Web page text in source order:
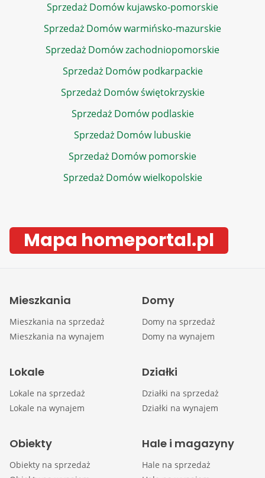
Sprzedaż Domów kujawsko-pomorskie
Sprzedaż Domów warmińsko-mazurskie
Sprzedaż Domów zachodniopomorskie
Sprzedaż Domów podkarpackie
Sprzedaż Domów świętokrzyskie
Sprzedaż Domów podlaskie
Sprzedaż Domów lubuskie
Sprzedaż Domów pomorskie
Sprzedaż Domów wielkopolskie
Mapa homeportal.pl
Mieszkania
Mieszkania na sprzedaż
Mieszkania na wynajem
Domy
Domy na sprzedaż
Domy na wynajem
Lokale
Lokale na sprzedaż
Lokale na wynajem
Działki
Działki na sprzedaż
Działki na wynajem
Obiekty
Obiekty na sprzedaż
Hale i magazyny
Hale na sprzedaż